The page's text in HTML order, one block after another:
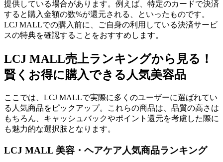
提供している場合があります。例えば、特定のカードで決済
すると購入金額の数%が還元される、といったものです。
LCJ MALLでの購入前に、ご自身の利用している決済サービ
スの特典を確認することをおすすめします。
LCJ MALL売上ランキングから見る！
賢くお得に購入できる人気美容品
ここでは、LCJ MALLで実際に多くのユーザーに選ばれてい
る人気商品をピックアップ。これらの商品は、品質の高さは
もちろん、キャッシュバックやポイント還元を考慮した際に
も魅力的な選択肢となります。
LCJ MALL 美容・ヘアケア人気商品ランキング